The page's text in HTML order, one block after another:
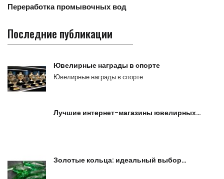
Переработка промывочных вод
Последние публикации
Ювелирные награды в спорте
Ювелирные награды в спорте
Лучшие интернет-магазины ювелирных…
Золотые кольца: идеальный выбор…